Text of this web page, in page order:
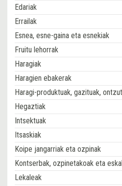
Edariak
Errailak
Esnea, esne-gaina eta esnekiak
Fruitu lehorrak
Haragiak
Haragien ebakerak
Haragi-produktuak, gazituak,
Hegaztiak
Intsektuak
Itsaskiak
Koipe jangarriak eta ozpinak
Kontserbak, ozpinetakoak eta
Lekaleak